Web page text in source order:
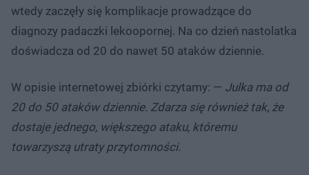
wtedy zaczęły się komplikacje prowadzące do
diagnozy padaczki lekoopornej. Na co dzień nastolatka
doświadcza od 20 do nawet 50 ataków dziennie.
W opisie internetowej zbiórki czytamy: — Julka ma od
20 do 50 ataków dziennie. Zdarza się również tak, że
dostaje jednego, większego ataku, któremu
towarzyszą utraty przytomności.